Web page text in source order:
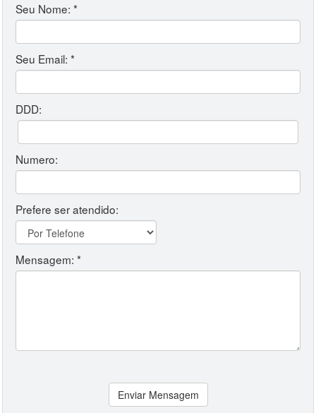
Seu Nome: *
Seu Email: *
DDD:
Numero:
Prefere ser atendido:
Mensagem: *
Enviar Mensagem